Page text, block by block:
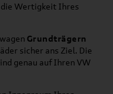
Wertigkeit Ihres
Grundträgern
sicher ans Ziel. Die
genau auf Ihren VW